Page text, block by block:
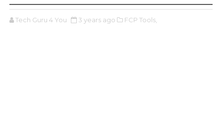
Tech Guru 4 You 3 years ago FCP Tools,